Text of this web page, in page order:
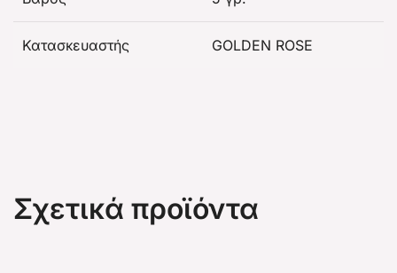
Κατασκευαστής GOLDEN ROSE
Σχετικά προϊόντα